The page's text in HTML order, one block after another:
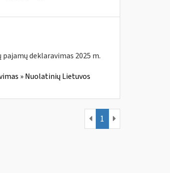
deklaravimas 2025 m.
» Nuolatinių Lietuvos
1